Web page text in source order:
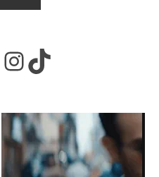
Instagram
TikTok